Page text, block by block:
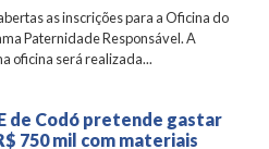
as inscrições para a Oficina do
Paternidade Responsável. A
oficina será realizada...
de Codó pretende gastar
750 mil com materiais